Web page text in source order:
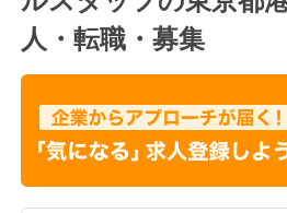
人・転職・募集